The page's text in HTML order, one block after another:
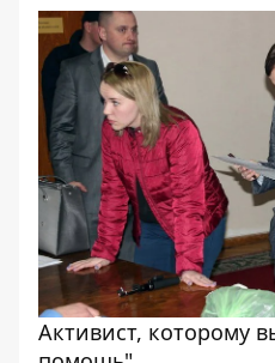
Активист, которому